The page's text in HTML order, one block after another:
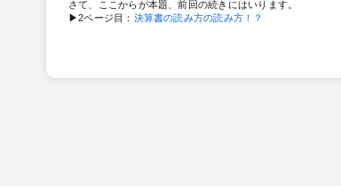
さて、ここからが本題、前回の続きにはいります。
▶2ページ目： 決算書の読み方の読み方！？